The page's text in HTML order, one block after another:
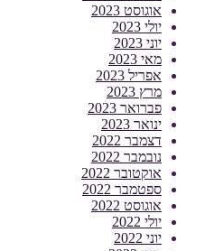
אוגוסט 2023
יולי 2023
יוני 2023
מאי 2023
אפריל 2023
מרץ 2023
פברואר 2023
ינואר 2023
דצמבר 2022
נובמבר 2022
אוקטובר 2022
ספטמבר 2022
אוגוסט 2022
יולי 2022
יוני 2022